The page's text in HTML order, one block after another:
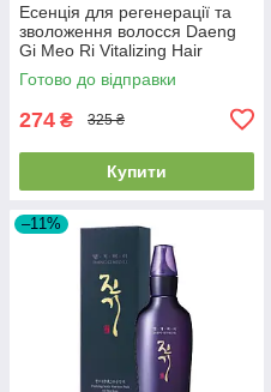
Есенція для регенерації та
зволоження волосся Daeng
Gi Meo Ri Vitalizing Hair
Essence 100ml
Готово до відправки
274 ₴ 325 ₴
Купити
–11%